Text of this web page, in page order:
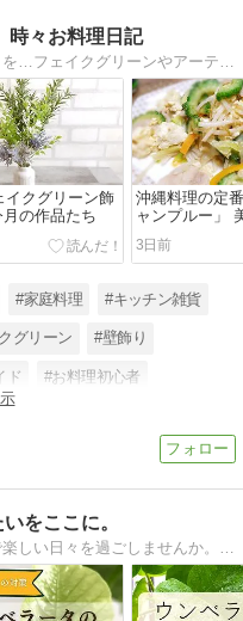
時々お料理日記
生活の中に癒し、グリーン、お花、彩りを…フェイクグリーンやアーテフィシャルフラワーを使ったアレンジを紹介！気まぐれに夕飯のアイデアなども紹介
イクグリーン飾
月の作品たち
沖縄料理の定
ャンプルー」
3日前
#家庭料理 #キッチン雑貨
グリーン #壁飾り
ド #お料理初心者
をここに。
緑のある生活を取り入れてより豊かなで楽しい日々を過ごしませんか。Hello Plantsでは観葉植物選びのヒントになる知識や育てる上でのポイントやコツを紹介しています！あなたや大事な人のお気に入りが見つかりますように＊＊＊